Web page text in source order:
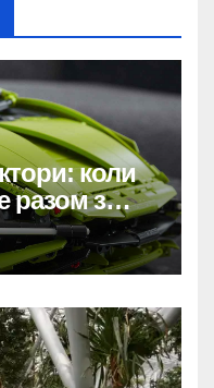
коли
разом з